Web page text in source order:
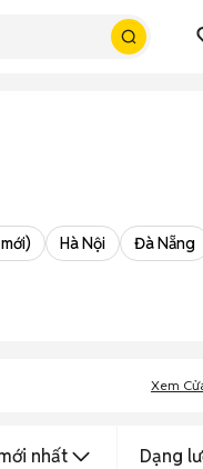
Hà Nội Đà Nẵng
Xem
nhất Dạng